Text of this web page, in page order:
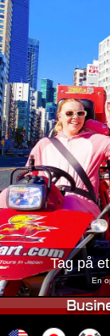
Virksomhed
Tokyo
Tokyo
Tokyo
Tokyo
Tag på
En